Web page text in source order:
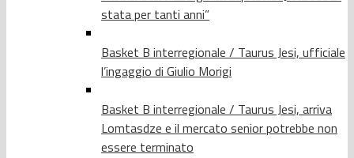
stata per tanti anni”
Basket B interregionale / Taurus Jesi, ufficiale
l’ingaggio di Giulio Morigi
Basket B interregionale / Taurus Jesi, arriva
Lomtasdze e il mercato senior potrebbe non
essere terminato